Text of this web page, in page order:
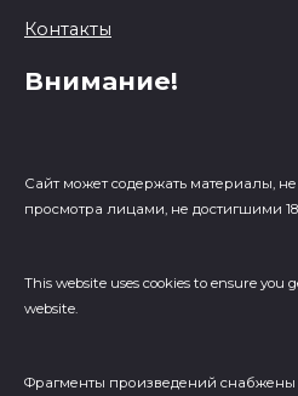
Контакты
Внимание!
Сайт может содержать материалы,
просмотра лицами, не достигшими 18
This website uses cookies to ensure you
website.
Фрагменты произведений cнабжены